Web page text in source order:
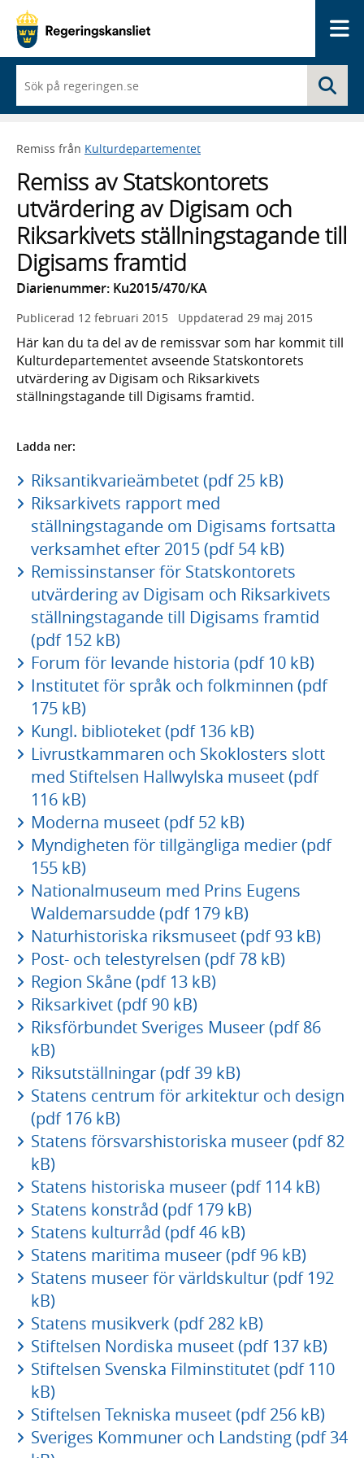
du
börjar
skriva
framträder
lista
med
sökförslag
Remiss från Kulturdepartementet
Remiss av Statskontorets
utvärdering av Digisam och
Riksarkivets ställningstagande till
Digisams framtid
Diarienummer: Ku2015/470/KA
Publicerad 12 februari 2015 Uppdaterad 29 maj 2015
Här kan du ta del av de remissvar som har kommit till
Kulturdepartementet avseende Statskontorets
utvärdering av Digisam och Riksarkivets
ställningstagande till Digisams framtid.
Ladda ner:
Riksantikvarieämbetet (pdf 25 kB)
Riksarkivets rapport med
ställningstagande om Digisams fortsatta
verksamhet efter 2015 (pdf 54 kB)
Remissinstanser för Statskontorets
utvärdering av Digisam och Riksarkivets
ställningstagande till Digisams framtid
(pdf 152 kB)
Forum för levande historia (pdf 10 kB)
Institutet för språk och folkminnen (pdf
175 kB)
Kungl. biblioteket (pdf 136 kB)
Livrustkammaren och Skoklosters slott
med Stiftelsen Hallwylska museet (pdf
116 kB)
Moderna museet (pdf 52 kB)
Myndigheten för tillgängliga medier (pdf
155 kB)
Nationalmuseum med Prins Eugens
Waldemarsudde (pdf 179 kB)
Naturhistoriska riksmuseet (pdf 93 kB)
Post- och telestyrelsen (pdf 78 kB)
Region Skåne (pdf 13 kB)
Riksarkivet (pdf 90 kB)
Riksförbundet Sveriges Museer (pdf 86
kB)
Riksutställningar (pdf 39 kB)
Statens centrum för arkitektur och design
(pdf 176 kB)
Statens försvarshistoriska museer (pdf 82
kB)
Statens historiska museer (pdf 114 kB)
Statens konstråd (pdf 179 kB)
Statens kulturråd (pdf 46 kB)
Statens maritima museer (pdf 96 kB)
Statens museer för världskultur (pdf 192
kB)
Statens musikverk (pdf 282 kB)
Stiftelsen Nordiska museet (pdf 137 kB)
Stiftelsen Svenska Filminstitutet (pdf 110
kB)
Stiftelsen Tekniska museet (pdf 256 kB)
Sveriges Kommuner och Landsting (pdf 34